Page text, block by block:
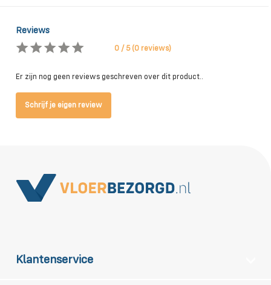
Reviews
0 / 5 (0 reviews)
Er zijn nog geen reviews geschreven over dit product..
Schrijf je eigen review
Klantenservice